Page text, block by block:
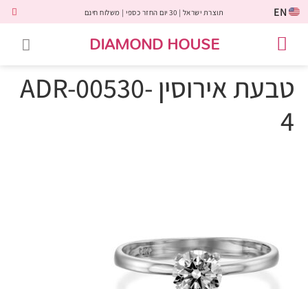
EN תוצרת ישראל | 30 יום החזר כספי | משלוח חינם
DIAMOND HOUSE
טבעת אירוסין ADR-00530-
4